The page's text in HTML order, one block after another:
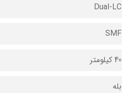
Dual-LC
SMF
40 کیلومتر
بله